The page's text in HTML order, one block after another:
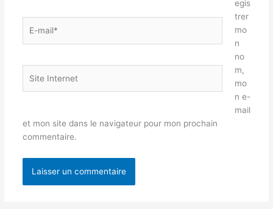
mail*
Internet
egis
trer
mo
n
no
m,
mo
n e-
mail
et mon site dans le navigateur pour mon prochain
commentaire.